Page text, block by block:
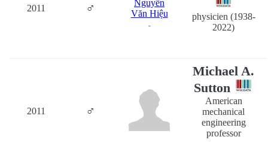
2011 ♂
-
physicien (1938-
2022)
2011 ♂
Michael A.
Sutton
American
mechanical
engineering
professor